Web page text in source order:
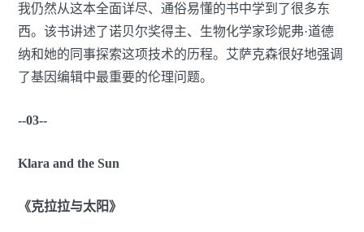
我仍然从这本全面详尽、通俗易懂的书中学到了很多东
西。该书讲述了诺贝尔奖得主、生物化学家珍妮弗·道德
纳和她的同事探索这项技术的历程。艾萨克森很好地强调
了基因编辑中最重要的伦理问题。
--03--
Klara and the Sun
《克拉拉与太阳》